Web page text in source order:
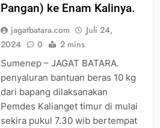
Pangan) ke Enam Kalinya.
jagatbatara.com
Juli 24,
2024
0 2 mins
Sumenep – JAGAT BATARA.
penyaluran bantuan beras 10 kg
dari bapang dilaksanakan
Pemdes Kalianget timur di mulai
sekira pukul 7.30 wib bertempat